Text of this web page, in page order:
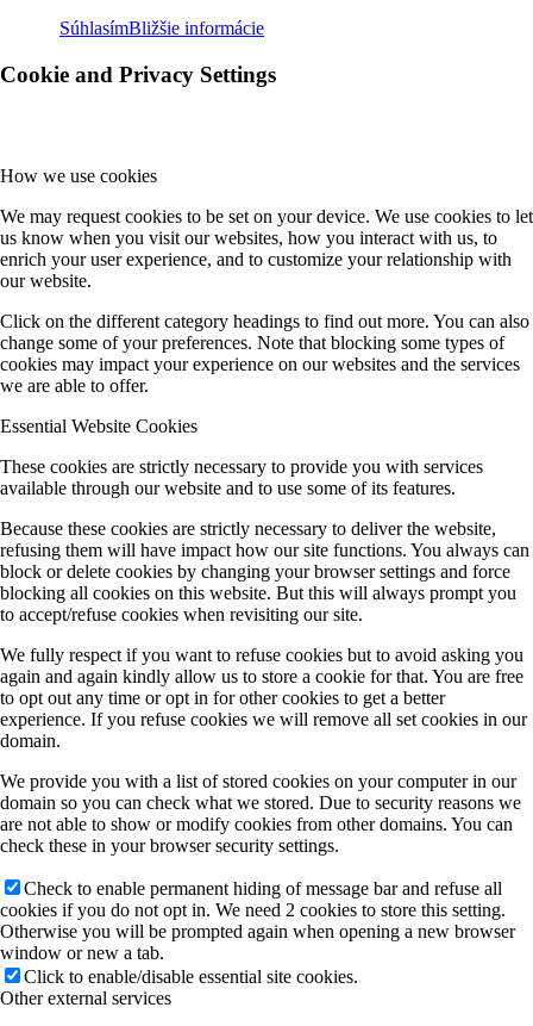
SúhlasímBližšie informácie
Cookie and Privacy Settings
How we use cookies
We may request cookies to be set on your device. We use cookies to let
us know when you visit our websites, how you interact with us, to
enrich your user experience, and to customize your relationship with
our website.
Click on the different category headings to find out more. You can also
change some of your preferences. Note that blocking some types of
cookies may impact your experience on our websites and the services
we are able to offer.
Essential Website Cookies
These cookies are strictly necessary to provide you with services
available through our website and to use some of its features.
Because these cookies are strictly necessary to deliver the website,
refusing them will have impact how our site functions. You always can
block or delete cookies by changing your browser settings and force
blocking all cookies on this website. But this will always prompt you
to accept/refuse cookies when revisiting our site.
We fully respect if you want to refuse cookies but to avoid asking you
again and again kindly allow us to store a cookie for that. You are free
to opt out any time or opt in for other cookies to get a better
experience. If you refuse cookies we will remove all set cookies in our
domain.
We provide you with a list of stored cookies on your computer in our
domain so you can check what we stored. Due to security reasons we
are not able to show or modify cookies from other domains. You can
check these in your browser security settings.
Check to enable permanent hiding of message bar and refuse all
cookies if you do not opt in. We need 2 cookies to store this setting.
Otherwise you will be prompted again when opening a new browser
window or new a tab.
Click to enable/disable essential site cookies.
Other external services